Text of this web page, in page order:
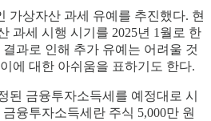
가상자산 과세 유예를 추진했다. 현
과세 시행 시기를 2025년 1월로 한
과로 인해 추가 유예는 어려울 것
에 대한 아쉬움을 표하기도 한다.
된 금융투자소득세를 예정대로 시
융투자소득세란 주식 5,000만 원